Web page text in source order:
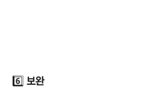
6️⃣ 보완